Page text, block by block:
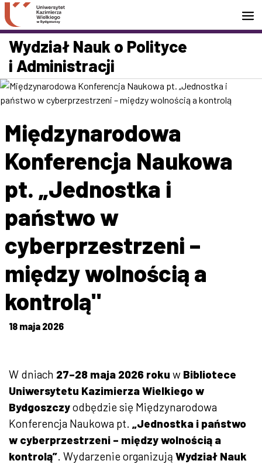
Przejdź do wyszukiwarki
Przejdź do treści
Przejdź do stopki - Kontakt
Wydział Nauk o Polityce
i Administracji
Międzynarodowa
Konferencja Naukowa
pt. „Jednostka i
państwo w
cyberprzestrzeni –
między wolnością a
kontrolą"
18 maja 2026
W dniach 27–28 maja 2026 roku w Bibliotece
Uniwersytetu Kazimierza Wielkiego w
Bydgoszczyodbędzie się Międzynarodowa
Konferencja Naukowa pt. „Jednostka i państwo
w cyberprzestrzeni – między wolnością a
kontrolą”. Wydarzenie organizują Wydział Nauk